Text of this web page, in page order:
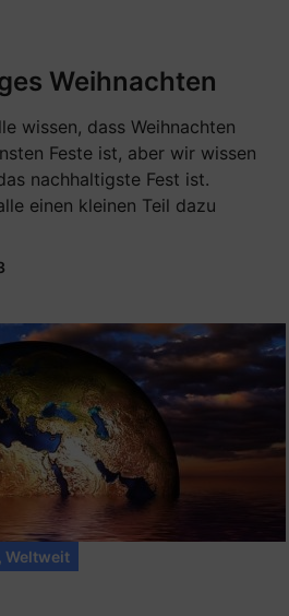
Weihnachten
wissen, dass Weihnachten
Feste ist, aber wir wissen
nachhaltigste Fest ist.
einen kleinen Teil dazu
Weltweit